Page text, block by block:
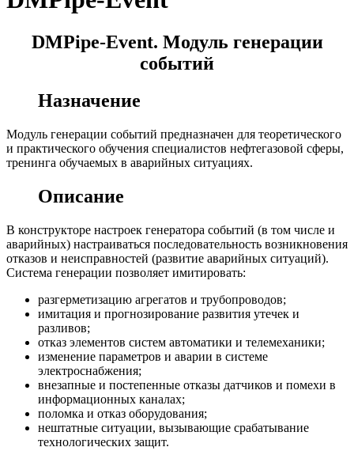
DMPipe-Event. Модуль генерации
событий
Назначение
Модуль генерации событий предназначен для теоретического
и практического обучения специалистов нефтегазовой сферы,
тренинга обучаемых в аварийных ситуациях.
Описание
В конструкторе настроек генератора событий (в том числе и
аварийных) настраиваться последовательность возникновения
отказов и неисправностей (развитие аварийных ситуаций).
Система генерации позволяет имитировать:
разгерметизацию агрегатов и трубопроводов;
имитация и прогнозирование развития утечек и
разливов;
отказ элементов систем автоматики и телемеханики;
изменение параметров и аварии в системе
электроснабжения;
внезапные и постепенные отказы датчиков и помехи в
информационных каналах;
поломка и отказ оборудования;
нештатные ситуации, вызывающие срабатывание
технологических защит.